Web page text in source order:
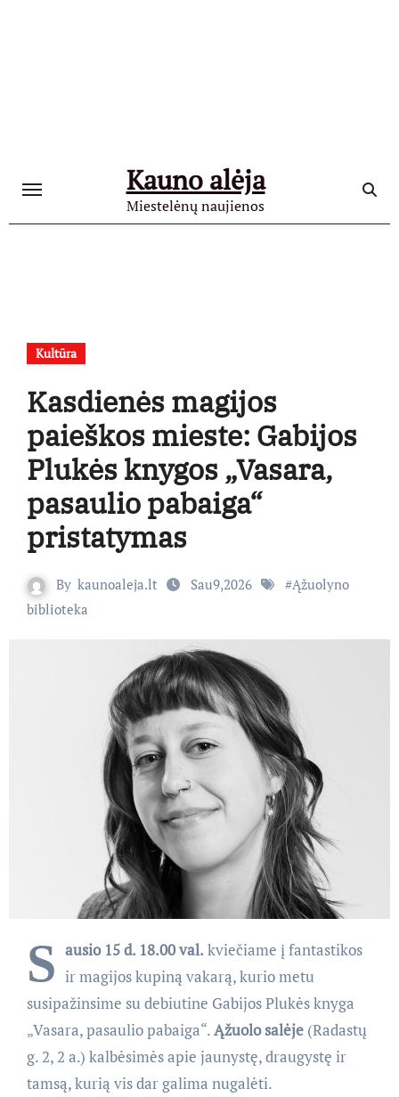
Kauno alėja
Miestelėnų naujienos
Kultūra
Kasdienės magijos
paieškos mieste: Gabijos
Plukės knygos „Vasara,
pasaulio pabaiga“
pristatymas
By kaunoaleja.lt Sau9,2026 #Ąžuolyno
biblioteka
S ausio 15 d. 18.00 val. kviečiame į fantastikos
ir magijos kupiną vakarą, kurio metu
susipažinsime su debiutine Gabijos Plukės knyga
„Vasara, pasaulio pabaiga“.Ąžuolo salėje(Radastų
g. 2, 2 a.) kalbėsimės apie jaunystę, draugystę ir
tamsą, kurią vis dar galima nugalėti.